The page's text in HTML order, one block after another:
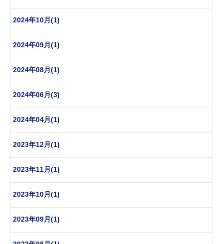
2024年10月(1)
2024年09月(1)
2024年08月(1)
2024年06月(3)
2024年04月(1)
2023年12月(1)
2023年11月(1)
2023年10月(1)
2023年09月(1)